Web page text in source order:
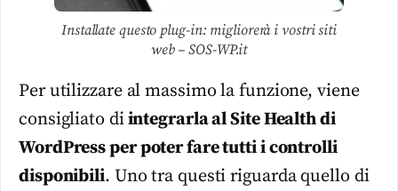
Installate questo plug-in: migliorerà i vostri siti
web – SOS-WP.it
Per utilizzare al massimo la funzione, viene
consigliato diintegrarla al Site Health di
WordPress per poter fare tutti i controlli
disponibili. Uno tra questi riguarda quello di